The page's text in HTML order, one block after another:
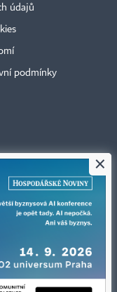
údajů
podmínky
svolení vydavatele je
rozmnožování a šíření
též rozmnožování
×